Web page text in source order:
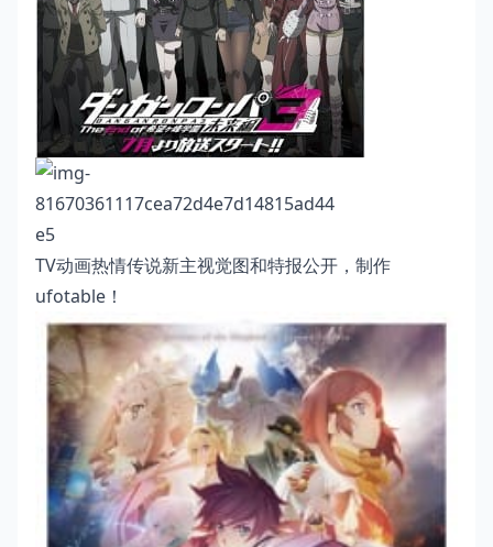
TV动画热情传说新主视觉图和特报公开，制作
ufotable！